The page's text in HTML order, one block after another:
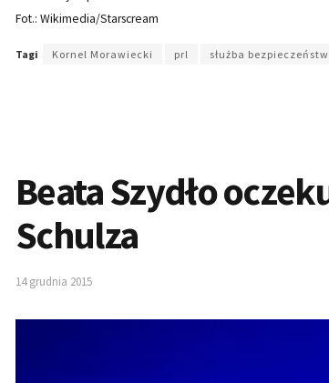
Fot.: Wikimedia/Starscream
Tagi Kornel Morawiecki prl służba
Beata Szydło
Schulza
14 grudnia 2015